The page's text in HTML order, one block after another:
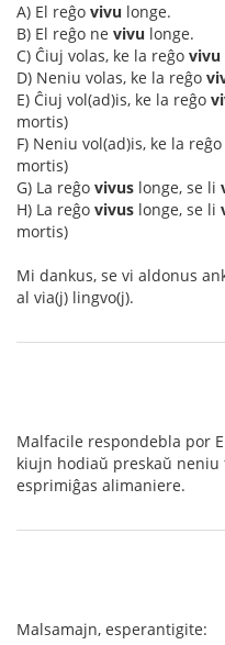
A) El reĝo vivu longe.
B) El reĝo ne vivu longe.
C) Ĉiuj volas, ke la reĝo vivu
D) Neniu volas, ke la reĝo
E) Ĉiuj vol(ad)is, ke la reĝo
mortis)
F) Neniu vol(ad)is, ke la reĝo
mortis)
G) La reĝo vivus longe, se li
H) La reĝo vivus longe, se li
mortis)
Mi dankus, se vi aldonus
al via(j) lingvo(j).
Malfacile respondebla por
kiujn hodiaŭ preskaŭ
esprimiĝas alimaniere.
Malsamajn, esperantigite: